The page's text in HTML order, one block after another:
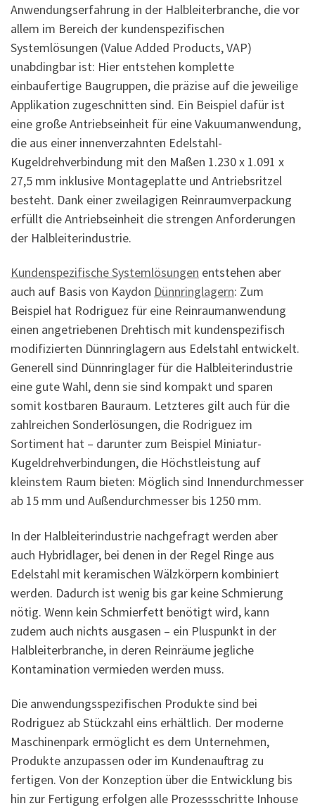
Anwendungserfahrung in der Halbleiterbranche, die vor
allem im Bereich der kundenspezifischen
Systemlösungen (Value Added Products, VAP)
unabdingbar ist: Hier entstehen komplette
einbaufertige Baugruppen, die präzise auf die jeweilige
Applikation zugeschnitten sind. Ein Beispiel dafür ist
eine große Antriebseinheit für eine Vakuumanwendung,
die aus einer innenverzahnten Edelstahl-
Kugeldrehverbindung mit den Maßen 1.230 x 1.091 x
27,5 mm inklusive Montageplatte und Antriebsritzel
besteht. Dank einer zweilagigen Reinraumverpackung
erfüllt die Antriebseinheit die strengen Anforderungen
der Halbleiterindustrie.
Kundenspezifische Systemlösungen entstehen aber
auch auf Basis von Kaydon Dünnringlagern: Zum
Beispiel hat Rodriguez für eine Reinraumanwendung
einen angetriebenen Drehtisch mit kundenspezifisch
modifizierten Dünnringlagern aus Edelstahl entwickelt.
Generell sind Dünnringlager für die Halbleiterindustrie
eine gute Wahl, denn sie sind kompakt und sparen
somit kostbaren Bauraum. Letzteres gilt auch für die
zahlreichen Sonderlösungen, die Rodriguez im
Sortiment hat – darunter zum Beispiel Miniatur-
Kugeldrehverbindungen, die Höchstleistung auf
kleinstem Raum bieten: Möglich sind Innendurchmesser
ab 15 mm und Außendurchmesser bis 1250 mm.
In der Halbleiterindustrie nachgefragt werden aber
auch Hybridlager, bei denen in der Regel Ringe aus
Edelstahl mit keramischen Wälzkörpern kombiniert
werden. Dadurch ist wenig bis gar keine Schmierung
nötig. Wenn kein Schmierfett benötigt wird, kann
zudem auch nichts ausgasen – ein Pluspunkt in der
Halbleiterbranche, in deren Reinräume jegliche
Kontamination vermieden werden muss.
Die anwendungsspezifischen Produkte sind bei
Rodriguez ab Stückzahl eins erhältlich. Der moderne
Maschinenpark ermöglicht es dem Unternehmen,
Produkte anzupassen oder im Kundenauftrag zu
fertigen. Von der Konzeption über die Entwicklung bis
hin zur Fertigung erfolgen alle Prozessschritte Inhouse